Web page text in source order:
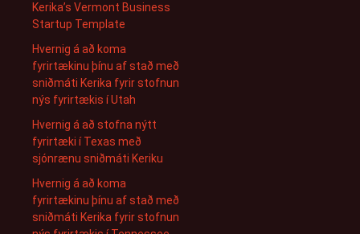
Kerika’s Vermont Business
Startup Template
Hvernig á að koma
fyrirtækinu þínu af stað með
sniðmáti Kerika fyrir stofnun
nýs fyrirtækis í Utah
Hvernig á að stofna nýtt
fyrirtæki í Texas með
sjónrænu sniðmáti Keriku
Hvernig á að koma
fyrirtækinu þínu af stað með
sniðmáti Kerika fyrir stofnun